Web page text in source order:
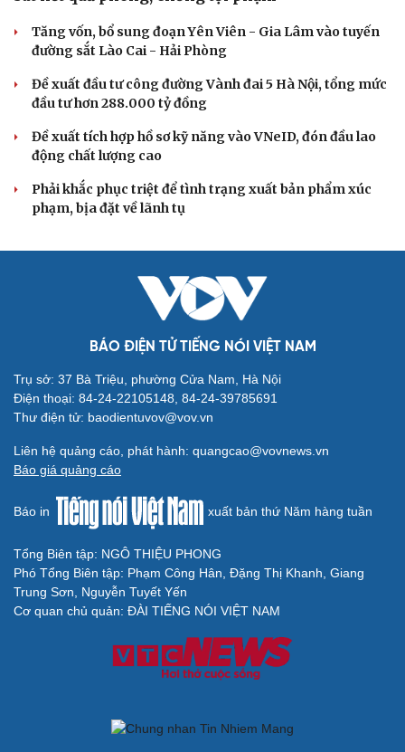
Tăng vốn, bổ sung đoạn Yên Viên - Gia Lâm vào tuyến
đường sắt Lào Cai - Hải Phòng
Đề xuất đầu tư công đường Vành đai 5 Hà Nội, tổng mức
đầu tư hơn 288.000 tỷ đồng
Đề xuất tích hợp hồ sơ kỹ năng vào VNeID, đón đầu lao
động chất lượng cao
Phải khắc phục triệt để tình trạng xuất bản phẩm xúc
phạm, bịa đặt về lãnh tụ
BÁO ĐIỆN TỬ TIẾNG NÓI VIỆT NAM
Trụ sở: 37 Bà Triệu, phường Cửa Nam, Hà Nội
Điện thoại: 84-24-22105148, 84-24-39785691
Thư điện tử: baodientuvov@vov.vn
Liên hệ quảng cáo, phát hành: quangcao@vovnews.vn
Báo giá quảng cáo
Báo in xuất bản thứ Năm hàng tuần
Tổng Biên tập: NGÔ THIỆU PHONG
Phó Tổng Biên tập: Phạm Công Hân, Đặng Thị Khanh, Giang
Trung Sơn, Nguyễn Tuyết Yến
Cơ quan chủ quản: ĐÀI TIẾNG NÓI VIỆT NAM